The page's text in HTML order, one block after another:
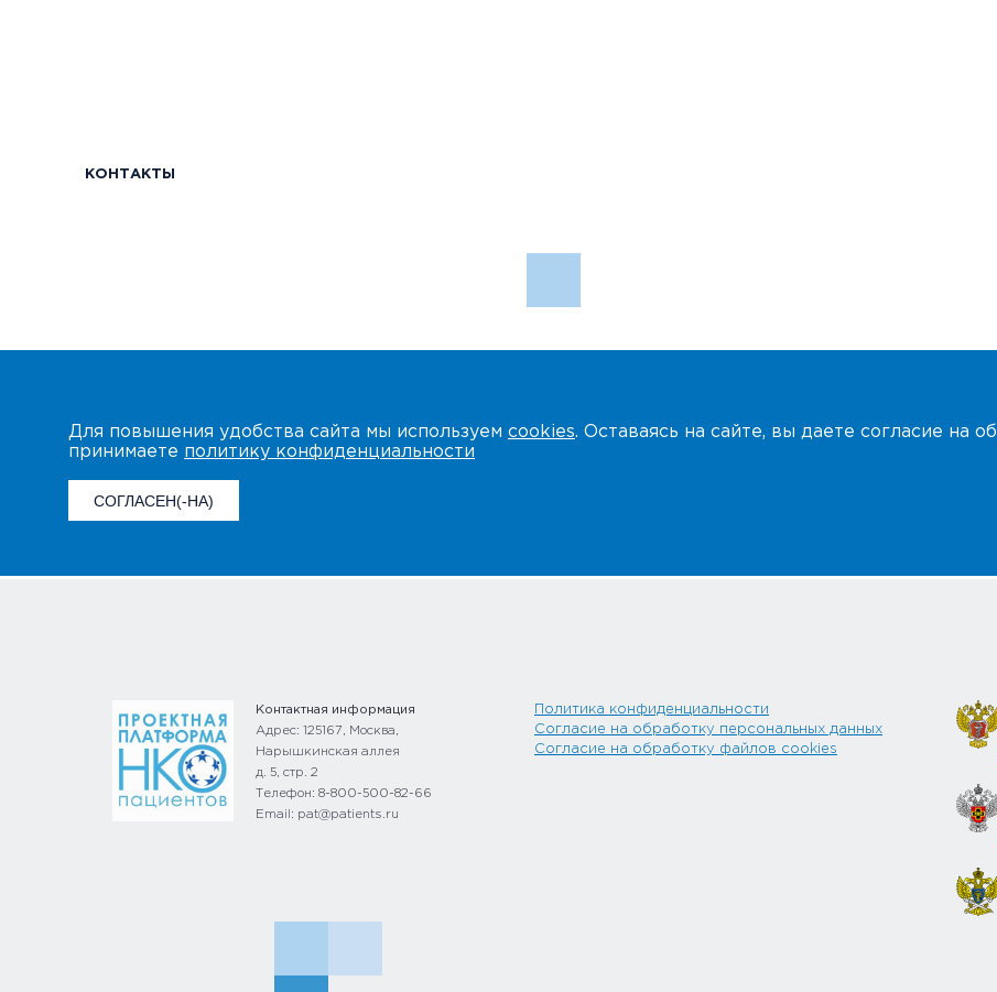
КОНТАКТЫ
Для повышения удобства сайта мы используем cookies. Оставаясь на сайте, вы даете согласие на
принимаете политику конфиденциальности
СОГЛАСЕН(-НА)
Контактная информация
Адрес: 125167, Москва,
Нарышкинская аллея
д. 5, стр. 2
Телефон: 8-800-500-82-66
Email: pat@patients.ru
Политика конфиденциальности
Согласие на обработку персональных данных
Согласие на обработку файлов cookies